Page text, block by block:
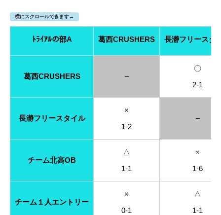
横にスクロールできます→
ﾄﾗｲｱﾙの部A 葛西CRUSHERS 長瀞フリースタ
葛西CRUSHERS –
〇
2-1
長瀞フリースタイル
×
1-2
–
チーム北高OB
△
1-1
×
1-6
チーム１人エントリー
×
0-1
△
1-1